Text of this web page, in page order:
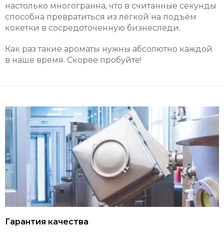
настолько многогранна, что в считанные секунды
способна превратиться из лёгкой на подъём
кокетки в сосредоточенную бизнеследи.
Как раз такие ароматы нужны абсолютно каждой
в наше время. Скорее пробуйте!
Гарантия качества